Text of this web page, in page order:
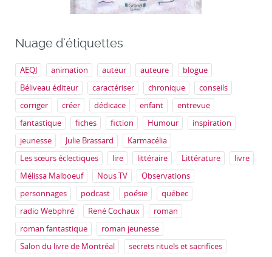
Nuage d’étiquettes
AEQJ animation auteur auteure
blogue
Béliveau éditeur
caractériser chronique
conseils
corriger
créer dédicace enfant
entrevue
fantastique
fiches fiction Humour
inspiration
jeunesse
Julie Brassard
Karmacélia
Les sœurs éclectiques
lire littéraire Littérature
livre
Mélissa Malboeuf
Nous TV
Observations
personnages
podcast poésie
québec
radio Webphré
René Cochaux
roman
roman fantastique
roman jeunesse
Salon du livre de Montréal
secrets rituels et sacrifices